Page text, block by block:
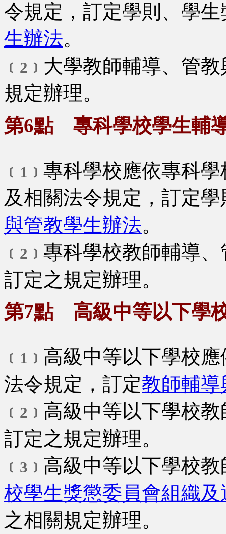
令規定，訂定學則、學
生辦法。
﹝2﹞ 大學教師輔導、管
規定辦理。
第6點 專科學校學生輔
﹝1﹞ 專科學校應依專科學
及相關法令規定，訂定
與管教學生辦法。
﹝2﹞ 專科學校教師輔導
訂定之規定辦理。
第7點 高級中等以下學
﹝1﹞ 高級中等以下學校應
法令規定，訂定教師輔
﹝2﹞ 高級中等以下學校
訂定之規定辦理。
﹝3﹞ 高級中等以下學校
校學生獎懲委員會組織
之相關規定辦理。